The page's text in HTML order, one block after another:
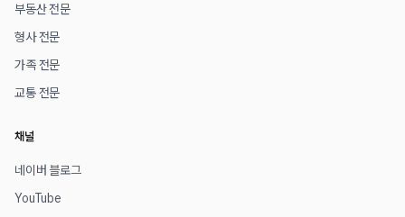
부동산 전문
형사 전문
가족 전문
교통 전문
채널
네이버 블로그
YouTube